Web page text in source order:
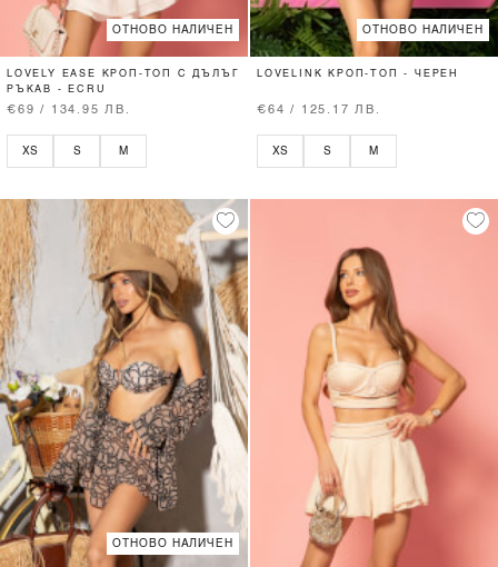
ОТНОВО НАЛИЧЕН
LOVELY EASE КРОП-ТОП С ДЪЛЪГ
РЪКАВ - ECRU
€69 / 134.95 ЛВ.
XS S M
ОТНОВО НАЛИЧЕН
LOVELINK КРОП-ТОП - ЧЕРЕН
€64 / 125.17 ЛВ.
XS S M
ОТНОВО НАЛИЧЕН